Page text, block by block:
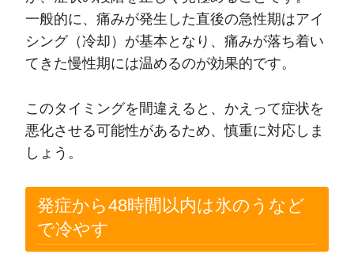
一般的に、痛みが発生した直後の急性期はアイ
シング（冷却）が基本となり、痛みが落ち着い
てきた慢性期には温めるのが効果的です。
このタイミングを間違えると、かえって症状を
悪化させる可能性があるため、慎重に対応しま
しょう。
発症から48時間以内は氷のうなど
で冷やす